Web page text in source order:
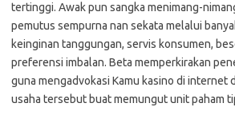
tertinggi. Awak pun sangka menimang-
pemutus sempurna nan sekata melalui
keinginan tanggungan, servis konsumen,
preferensi imbalan. Beta memperkirakan
guna mengadvokasi Kamu kasino di internet
usaha tersebut buat memungut unit paham